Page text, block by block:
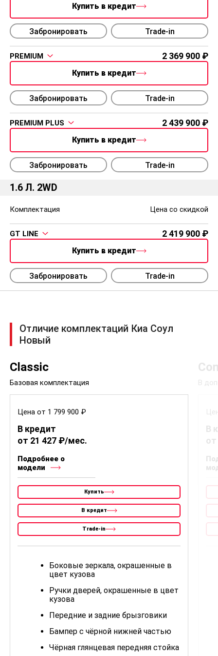
Купить в кредит
Забронировать Trade-in
PREMIUM 2 369 900
Купить в кредит
Забронировать Trade-in
PREMIUM PLUS 2 439 900
Купить в кредит
Забронировать Trade-in
1.6 Л. 2WD
Комплектация Цена со скидкой
GT LINE 2 419 900
Купить в кредит
Забронировать Trade-in
Отличие комплектаций Киа Соул
Новый
Classic
Базовая комплектация
Цена от 1 799 900 ₽
В кредит
от 21 427 ₽/мес.
Подробнее о
модели
Купить
В кредит
Trade-in
Боковые зеркала, окрашенные в
цвет кузова
Ручки дверей, окрашенные в цвет
кузова
Передние и задние брызговики
Бампер с чёрной нижней частью
Чёрная глянцевая передняя стойка
В
В